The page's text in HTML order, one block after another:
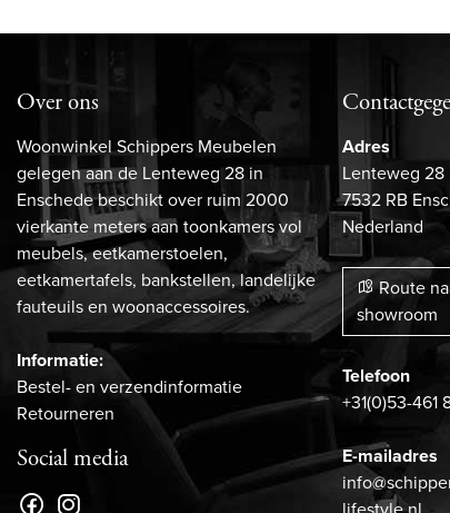
Over ons
Woonwinkel Schippers Meubelen
gelegen aan de Lenteweg 28 in
Enschede beschikt over ruim 2000
vierkante meters aan toonkamers vol
meubels, eetkamerstoelen,
eetkamertafels, bankstellen, landelijke
fauteuils en woonaccessoires.
Informatie:
Bestel- en verzendinformatie
Retourneren
Social media
Adres
Lenteweg 28
7532 RB
Nederland
Route
showroom
Telefoon
+31(0)53-461
E-mailadres